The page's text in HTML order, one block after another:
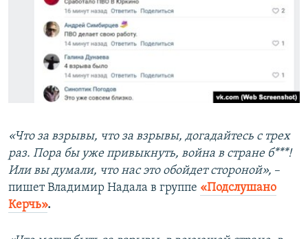
«Что за взрывы, что за взрывы, догадайтесь с трех
раз. Пора бы уже привыкнуть, война в стране б***!
Или вы думали, что нас это обойдет стороной», –
пишет Владимир Надала в группе «Подслушано
Керчь».